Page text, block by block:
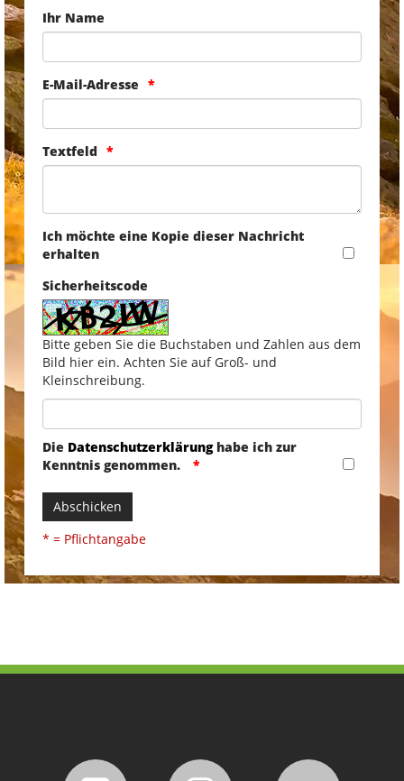
Ihr Name
E-Mail-Adresse
Textfeld
Ich möchte eine Kopie dieser Nachricht
erhalten
Sicherheitscode
Bitte geben Sie die Buchstaben und Zahlen aus dem
Bild hier ein. Achten Sie auf Groß- und
Kleinschreibung.
Die Datenschutzerklärunghabe ich zur
Kenntnis genommen.
Abschicken
* = Pflichtangabe